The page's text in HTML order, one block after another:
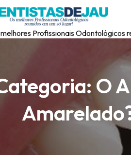
Profissionais Odontológicos
O